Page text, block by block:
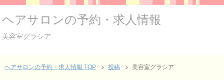
ヘアサロンの予約・求人情報
美容室グラシア
ヘアサロンの予約・求人情報 TOP 投稿 美容室グラシア